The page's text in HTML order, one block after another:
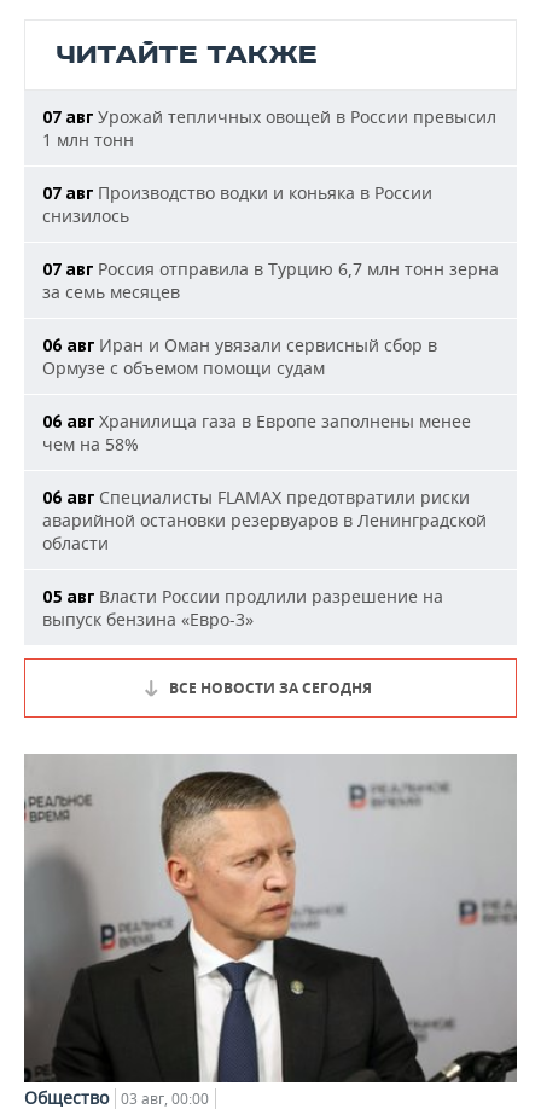
ЧИТАЙТЕ ТАКЖЕ
07 авг Урожай тепличных овощей в России превысил
1 млн тонн
07 авг Производство водки и коньяка в России
снизилось
07 авг Россия отправила в Турцию 6,7 млн тонн зерна
за семь месяцев
06 авг Иран и Оман увязали сервисный сбор в
Ормузе с объемом помощи судам
06 авг Хранилища газа в Европе заполнены менее
чем на 58%
06 авг Специалисты FLAMAX предотвратили риски
аварийной остановки резервуаров в Ленинградской
области
05 авг Власти России продлили разрешение на
выпуск бензина «Евро-3»
ВСЕ НОВОСТИ ЗА СЕГОДНЯ
Общество 03 авг, 00:00